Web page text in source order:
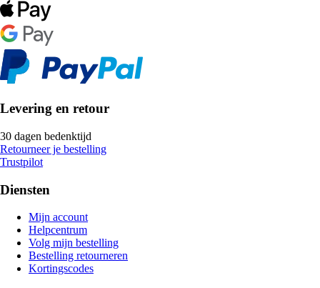
Levering en retour
30 dagen bedenktijd
Retourneer je bestelling
Trustpilot
Diensten
Mijn account
Helpcentrum
Volg mijn bestelling
Bestelling retourneren
Kortingscodes